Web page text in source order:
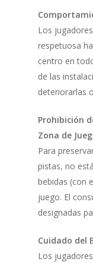
Los
respetuosa
centro en
de las
deteriorarlas
Prohibición
Zona de
Para
pistas, no
bebidas (con
juego. El
designadas
Cuidado del
Los